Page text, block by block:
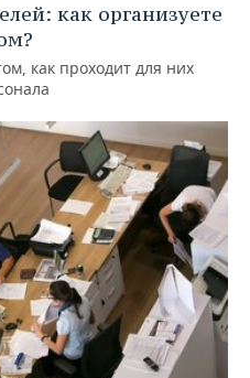
как организуете
как проходит для них